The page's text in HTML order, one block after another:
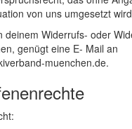
von uns umgesetzt
deinem Widerrufs- oder
genügt eine E- Mail an
muenchen.de.